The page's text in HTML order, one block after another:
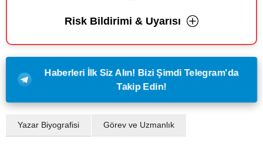
Risk Bildirimi & Uyarısı
Haberleri İlk Siz Alın! Bizi Şimdi Telegram'da
Takip Edin!
Yazar Biyografisi Görev ve Uzmanlık